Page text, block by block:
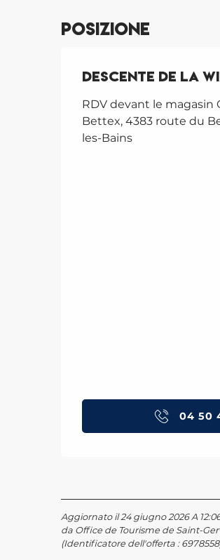
Posizione
Descente de la
RDV devant le magasin
Bettex, 4383 route du
les-Bains
04 50
Aggiornato il 24 giugno 2026 A
da Office de Tourisme de Saint-
(Identificatore dell'offerta : 6978558